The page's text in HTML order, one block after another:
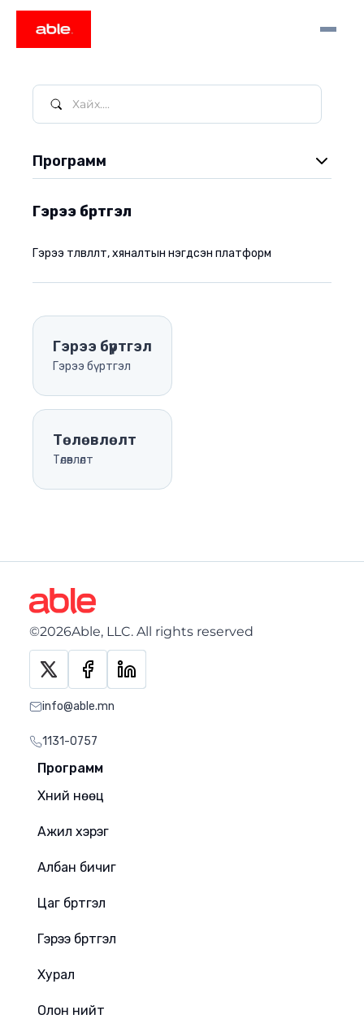
Программ
Архив
Цаг бүртгэл
Захиалга
Гэрээ бүртгэл
Хангамж агуулах
Олон нийт
Гэрээ бүртгэл
Гэрээ төлөвлөлт, хяналтын нэгдсэн платформ
Гэрээ бүртгэл
Гэрээ бүртгэл
Төлөвлөлт
Төлөвлөлт
©2026Able, LLC. All rights reserved
info@able.mn
1131-0757
Программ
Хүний нөөц
Ажил хэрэг
Албан бичиг
Цаг бүртгэл
Гэрээ бүртгэл
Хурал
Олон нийт